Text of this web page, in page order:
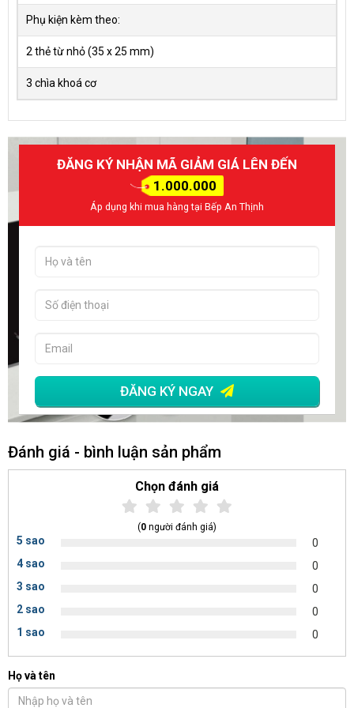
Phụ kiện kèm theo:
2 thẻ từ nhỏ (35 x 25 mm)
3 chìa khoá cơ
ĐĂNG KÝ NHẬN MÃ GIẢM GIÁ LÊN ĐẾN
1.000.000
Áp dụng khi mua hàng tại Bếp An Thịnh
ĐĂNG KÝ NGAY
Đánh giá - bình luận sản phẩm
Chọn đánh giá
(0 người đánh giá)
5 sao
0
4 sao
0
3 sao
0
2 sao
0
1 sao
0
Họ và tên